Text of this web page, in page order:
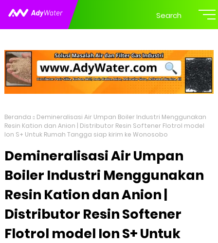
Search
Beranda
Demineralisasi Air Umpan Boiler Industri Menggunakan
Resin Kation dan Anion | Distributor Resin Softener Flotrol model
Ion S+ Untuk Rumah Tangga siap kirim ke Wonosobo
Demineralisasi Air Umpan
Boiler Industri Menggunakan
Resin Kation dan Anion |
Distributor Resin Softener
Flotrol model Ion S+ Untuk